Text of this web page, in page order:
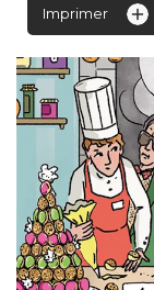
Imprimer